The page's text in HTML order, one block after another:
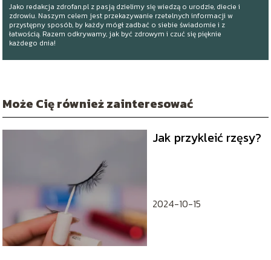
Jako redakcja zdrofan.pl z pasją dzielimy się wiedzą o urodzie, diecie i
zdrowiu. Naszym celem jest przekazywanie rzetelnych informacji w
przystępny sposób, by każdy mógł zadbać o siebie świadomie i z
łatwością. Razem odkrywamy, jak być zdrowym i czuć się pięknie
każdego dnia!
Może Cię również zainteresować
Jak przykleić rzęsy?
2024-10-15